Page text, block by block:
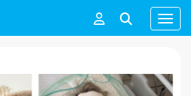
Menu